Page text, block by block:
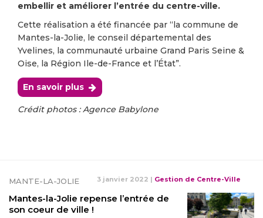
embellir et améliorer l’entrée du centre-ville.
Cette réalisation a été financée par “la commune de
Mantes-la-Jolie, le conseil départemental des
Yvelines, la communauté urbaine Grand Paris Seine &
Oise, la Région Ile-de-France et l’État”.
En savoir plus
Crédit photos : Agence Babylone
MANTE-LA-JOLIE 3 janvier 2022 | Gestion de Centre-Ville
Mantes-la-Jolie repense l’entrée de
son coeur de ville !